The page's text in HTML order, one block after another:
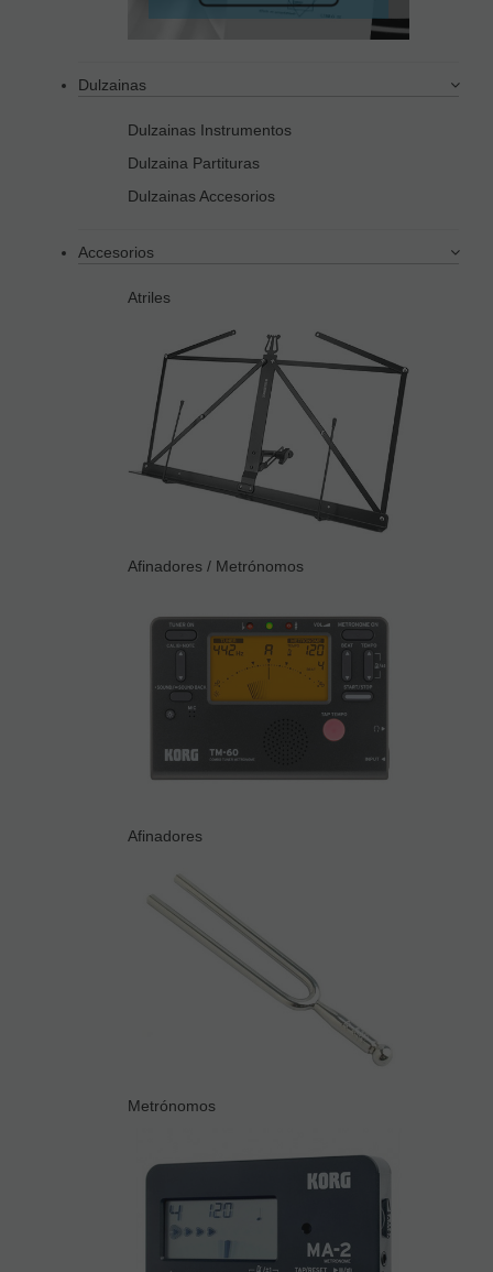
Dulzainas
Dulzainas Instrumentos
Dulzaina Partituras
Dulzainas Accesorios
Accesorios
Atriles
Afinadores / Metrónomos
Afinadores
Metrónomos